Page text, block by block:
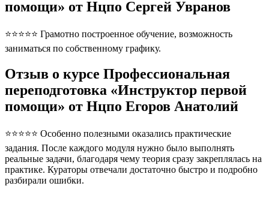
помощи» от Нцпо Сергей Увранов
⭐⭐⭐⭐⭐ Грамотно построенное обучение, возможность
заниматься по собственному графику.
Отзыв о курсе Профессиональная
переподготовка «Инструктор первой
помощи» от Нцпо Егоров Анатолий
⭐⭐⭐⭐⭐ Особенно полезными оказались практические
задания. После каждого модуля нужно было выполнять
реальные задачи, благодаря чему теория сразу закреплялась на
практике. Кураторы отвечали достаточно быстро и подробно
разбирали ошибки.